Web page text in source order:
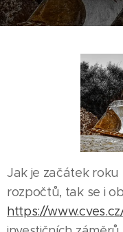
Jak je začátek roku
rozpočtů, tak se i
https://